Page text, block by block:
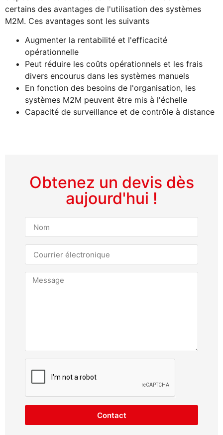
certains des avantages de l'utilisation des systèmes
M2M. Ces avantages sont les suivants
Augmenter la rentabilité et l'efficacité
opérationnelle
Peut réduire les coûts opérationnels et les frais
divers encourus dans les systèmes manuels
En fonction des besoins de l'organisation, les
systèmes M2M peuvent être mis à l'échelle
Capacité de surveillance et de contrôle à distance
Obtenez un devis dès
aujourd'hui !
Contact